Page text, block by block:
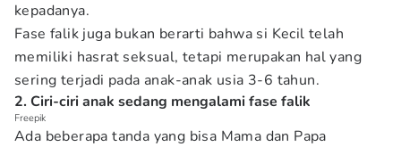
kepadanya.
Fase falik juga bukan berarti bahwa si Kecil telah
memiliki hasrat seksual, tetapi merupakan hal yang
sering terjadi pada anak-anak usia 3-6 tahun.
2. Ciri-ciri anak sedang mengalami fase falik
Freepik
Ada beberapa tanda yang bisa Mama dan Papa